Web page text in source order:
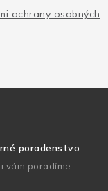
ochrany osobných
poradenstvo
vám poradíme